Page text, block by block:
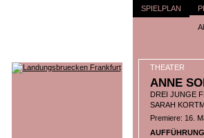
SPIELPLAN
THEATER
ANNE
DREI JUNGE
SARAH
Premiere: 16.